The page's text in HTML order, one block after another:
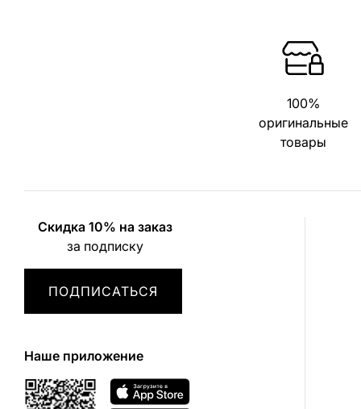
100%
оригинальные
товары
Скидка 10% на заказ
за подписку
ПОДПИСАТЬСЯ
Наше приложение